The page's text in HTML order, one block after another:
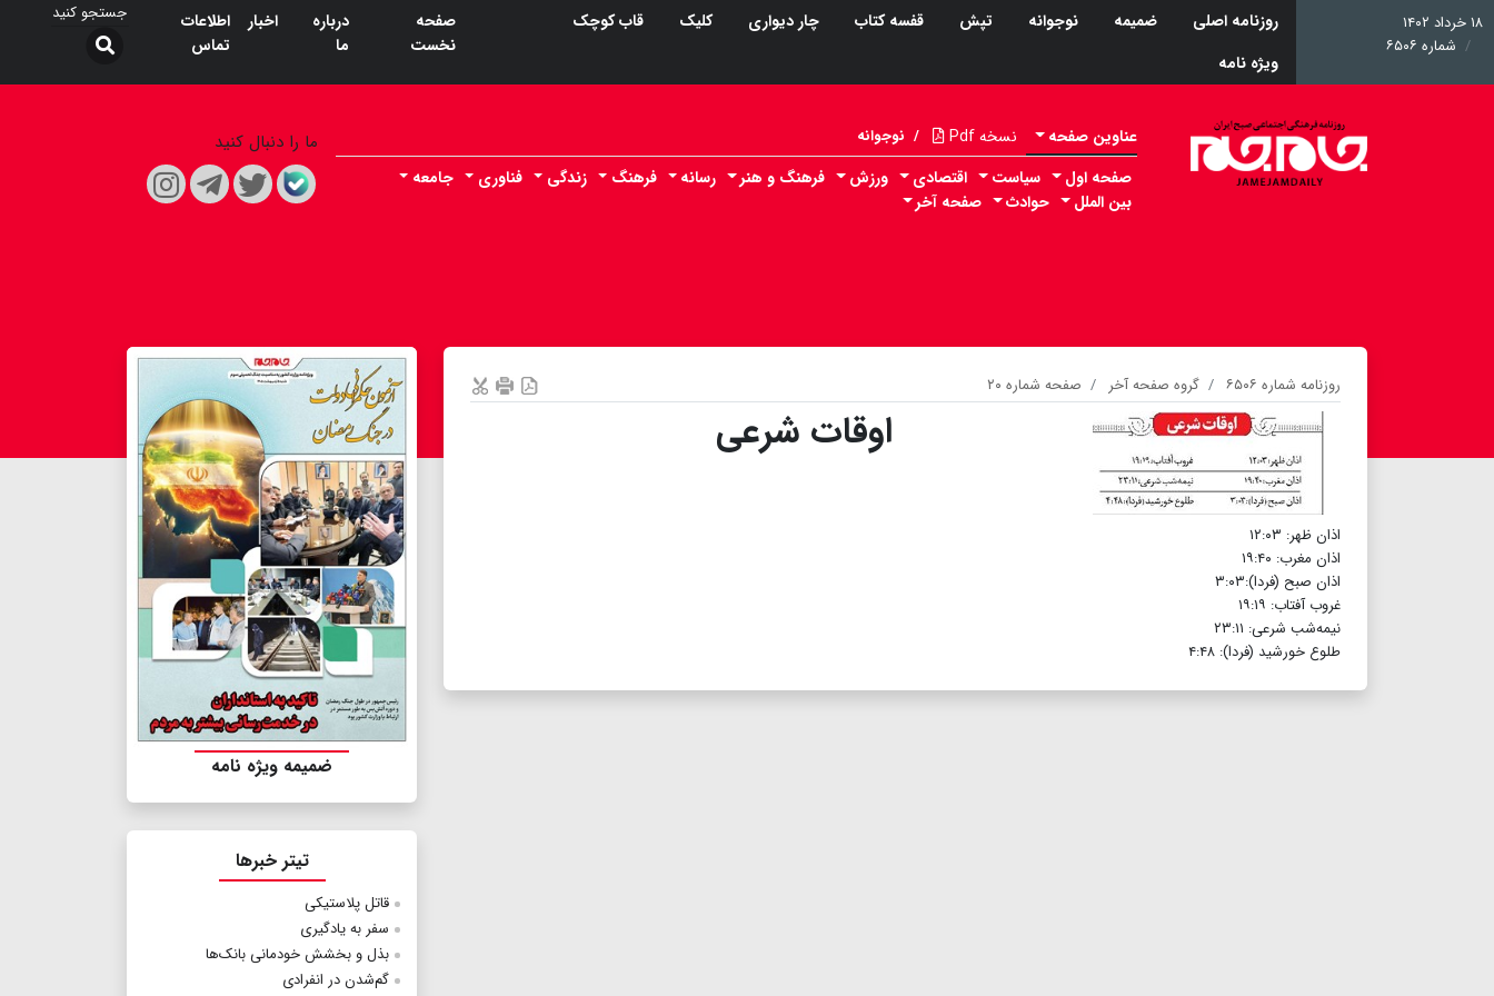
۱۸ خرداد ۱۴۰۲
شماره ۶۵۰۶
روزنامه اصلی ضمیمه نوجوانه تپش قفسه کتاب چار دیواری کلیک
قاب کوچک
ویژه نامه
صفحه
نخست
درباره
ما
اخبار
اطلاعات
تماس
عناوین صفحه نسخه Pdf / نوجوانه
صفحه اول سیاست اقتصادی ورزش فرهنگ و هنر رسانه فرهنگ زندگی فناوری
جامعه
بین الملل
حوادث صفحه آخر
ما را دنبال کنید
روزنامه شماره ۶۵۰۶ گروه صفحه آخر صفحه شماره ۲۰
اوقات شرعی
اذان ظهر: ۱۲:۰۳
اذان مغرب: ۱۹:۴۰
اذان صبح (فردا):۳:۰۳
غروب آفتاب: ۱۹:۱۹
نیمه‌شب شرعی: ۲۳:۱۱
طلوع خورشید (فردا): ۴:۴۸
ضمیمه ویژه نامه
تیتر خبرها
قاتل پلاستیکی
سفر به یادگیری
بذل و بخشش خودمانی بانک‌ها
گم‌شدن در انفرادی